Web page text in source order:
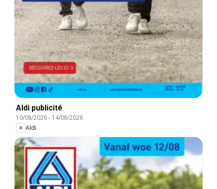
Aldi publicité
10/08/2026- 14/08/2026
Aldi